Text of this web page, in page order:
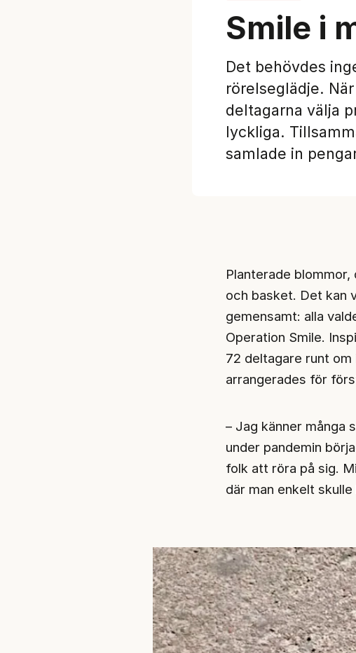
Smile i
Det behövdes
rörelseglädje.
deltagarna välja
lyckliga.
samlade in
Planterade
och basket. Det kan
gemensamt: alla
Operation Smile.
72 deltagare runt om
arrangerades för
– Jag känner många
under pandemin
folk att röra på sig.
där man enkelt